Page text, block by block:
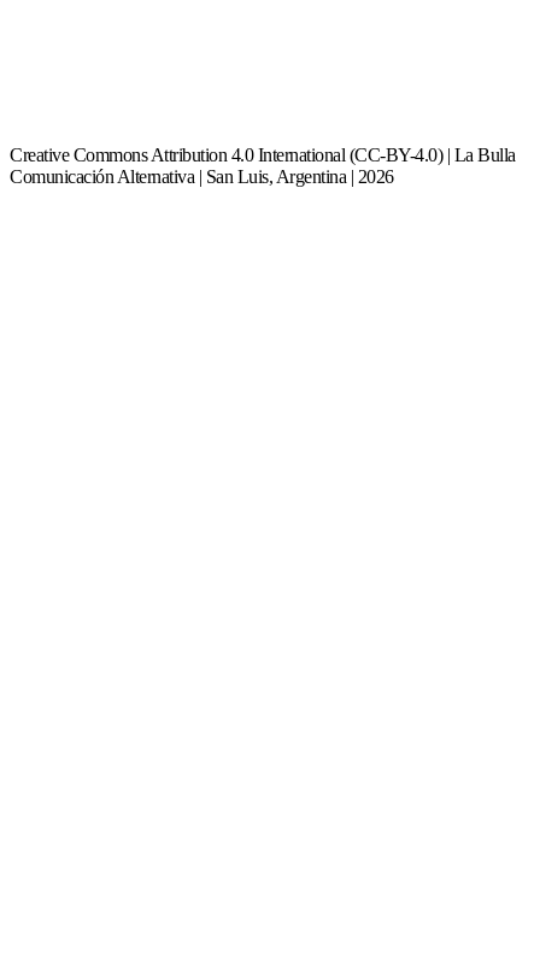
Creative Commons Attribution 4.0 International (CC-BY-4.0) | La Bulla
Comunicación Alternativa | San Luis, Argentina | 2026